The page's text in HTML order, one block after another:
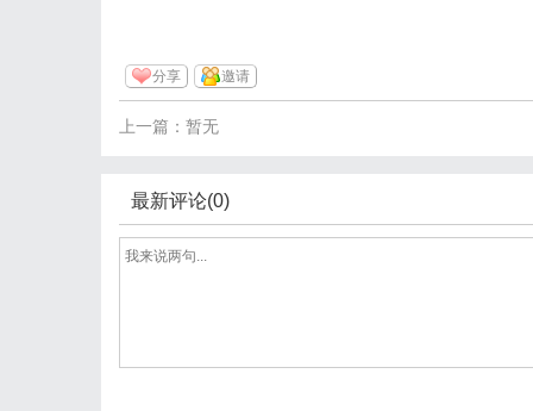
分享 邀请
上一篇：暂无
最新评论(0)